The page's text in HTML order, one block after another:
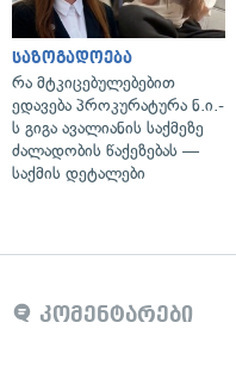
საზოგადოება
რა მტკიცებულებებით
ედავება პროკურატურა ნ.ი.-
ს გიგა ავალიანის საქმეზე
ძალადობის წაქეზებას —
საქმის დეტალები
კომენტარები